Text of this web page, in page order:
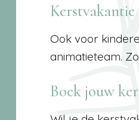
Ook voor
animatieteam.
Boek jouw